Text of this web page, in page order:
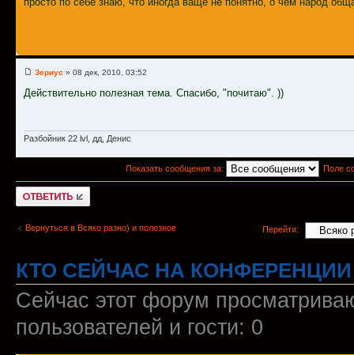
Зериус » 08 дек, 2010, 03:52
Действительно полезная тема. Спасибо, "почитаю". ))
Разбойник 22 lvl, дд, Денис
Показать сообщения за: Поле
Ответить
Вернуться в Всяко разно) и полезное Перейти:
КТО СЕЙЧАС НА КОНФЕРЕНЦИИ
Сейчас этот форум
пользователей и гости: 0